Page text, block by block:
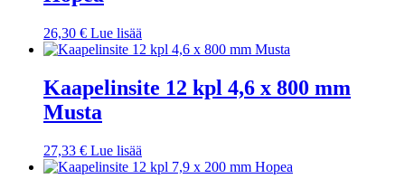
26,30 € Lue lisää
Kaapelinsite 12 kpl 4,6 x 800 mm
Musta
27,33 € Lue lisää